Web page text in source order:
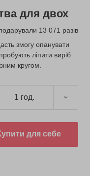
для двох
13 071 разів
змогу опанувати
ліпити виріб
кругом.
1 год.
для себе